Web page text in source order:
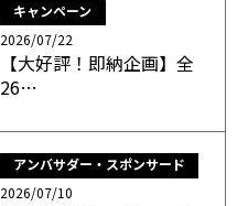
キャンペーン
2026/07/22
【大好評！即納企画】全
26…
アンバサダー・スポンサード
2026/07/10